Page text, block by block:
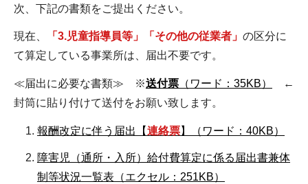
次、下記の書類をご提出ください。
現在、 「3.児童指導員等」「その他の従業者」 の区分に
て算定している事業所は、届出不要です。
≪届出に必要な書類≫ ※送付票 （ワード：35KB）
←
封筒に貼り付けて送付をお願い致します。
報酬改定に伴う届出【連絡票】（ワード：40KB）
障害児（通所・入所）給付費算定に係る届出書兼体
制等状況一覧表（エクセル：251KB）